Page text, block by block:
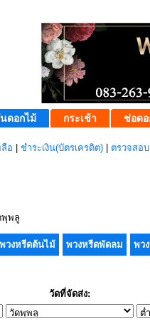
ดอกไม้ กระเช้า ช่อดอ
อ ชำระเงิน(บัตรเครดิต) ตรวจสอ
พุพลู
พวงหรีดต้นไม้ พวงหรีดพัดลม พว
วัดที่จัดส่ง: